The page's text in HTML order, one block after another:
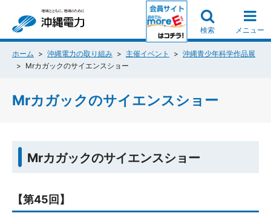
検索 メニュー
ホーム 沖縄電力の取り組み 主催イベント
沖縄青少年科学作品展
Mrカガックのサイエンスショー
Mrカガックのサイエンスショー
Mrカガックのサイエンスショー
【第45回】